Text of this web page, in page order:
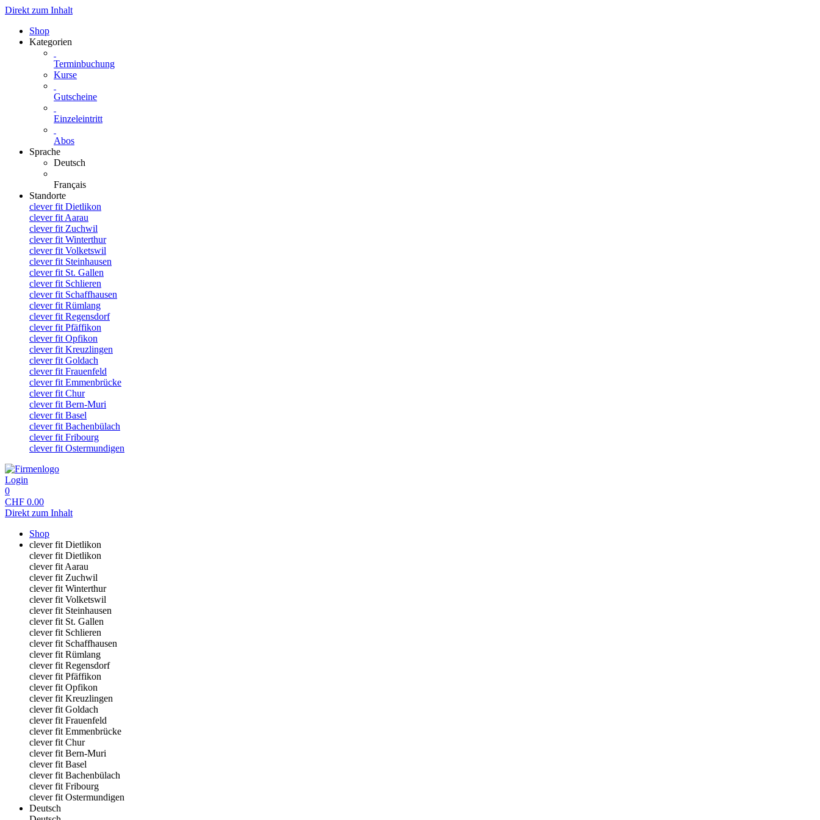
Direkt zum Inhalt
Shop
Kategorien
Terminbuchung
Kurse
Gutscheine
Einzeleintritt
Abos
Sprache
Deutsch
Français
Standorte
clever fit Dietlikon
clever fit Aarau
clever fit Zuchwil
clever fit Winterthur
clever fit Volketswil
clever fit Steinhausen
clever fit St. Gallen
clever fit Schlieren
clever fit Schaffhausen
clever fit Rümlang
clever fit Regensdorf
clever fit Pfäffikon
clever fit Opfikon
clever fit Kreuzlingen
clever fit Goldach
clever fit Frauenfeld
clever fit Emmenbrücke
clever fit Chur
clever fit Bern-Muri
clever fit Basel
clever fit Bachenbülach
clever fit Fribourg
clever fit Ostermundigen
Login
0
CHF 0.00
Direkt zum Inhalt
Shop
clever fit Dietlikon
clever fit Dietlikon
clever fit Aarau
clever fit Zuchwil
clever fit Winterthur
clever fit Volketswil
clever fit Steinhausen
clever fit St. Gallen
clever fit Schlieren
clever fit Schaffhausen
clever fit Rümlang
clever fit Regensdorf
clever fit Pfäffikon
clever fit Opfikon
clever fit Kreuzlingen
clever fit Goldach
clever fit Frauenfeld
clever fit Emmenbrücke
clever fit Chur
clever fit Bern-Muri
clever fit Basel
clever fit Bachenbülach
clever fit Fribourg
clever fit Ostermundigen
Deutsch